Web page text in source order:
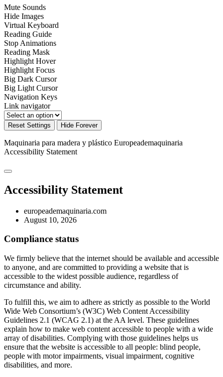
Mute Sounds
Hide Images
Virtual Keyboard
Reading Guide
Stop Animations
Reading Mask
Highlight Hover
Highlight Focus
Big Dark Cursor
Big Light Cursor
Navigation Keys
Link navigator
Reset Settings Hide Forever
Maquinaria para madera y plástico Europeademaquinaria
Accessibility Statement
Accessibility Statement
europeademaquinaria.com
August 10, 2026
Compliance status
We firmly believe that the internet should be available and accessible
to anyone, and are committed to providing a website that is
accessible to the widest possible audience, regardless of
circumstance and ability.
To fulfill this, we aim to adhere as strictly as possible to the World
Wide Web Consortium’s (W3C) Web Content Accessibility
Guidelines 2.1 (WCAG 2.1) at the AA level. These guidelines
explain how to make web content accessible to people with a wide
array of disabilities. Complying with those guidelines helps us
ensure that the website is accessible to all people: blind people,
people with motor impairments, visual impairment, cognitive
disabilities, and more.